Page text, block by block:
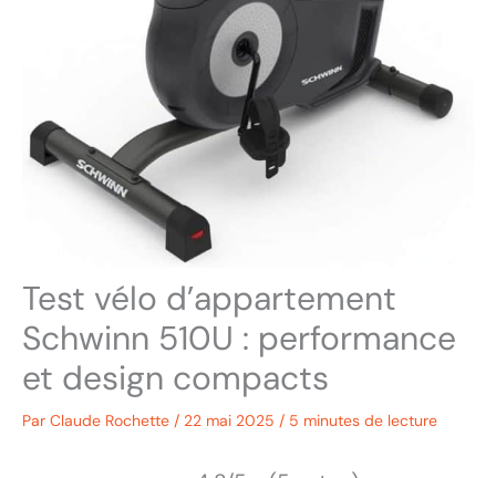
Test vélo d’appartement
Schwinn 510U : performance
et design compacts
Par Claude Rochette / 22 mai 2025 / 5 minutes de lecture